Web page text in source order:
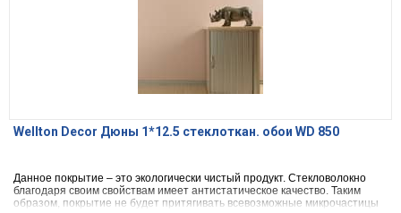
Wellton Decor Дюны 1*12.5 стеклоткан. обои WD 850
Данное покрытие – это экологически чистый продукт. Стекловолокно
благодаря своим свойствам имеет антистатическое качество. Таким
образом, покрытие не будет притягивать всевозможные микрочастицы